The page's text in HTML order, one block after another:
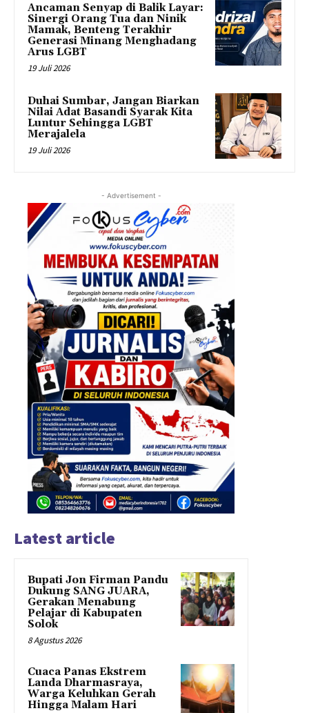
Ancaman Senyap di Balik Layar:
Sinergi Orang Tua dan Ninik
Mamak, Benteng Terakhir
Generasi Minang Menghadang
Arus LGBT
19 Juli 2026
Duhai Sumbar, Jangan Biarkan
Nilai Adat Basandi Syarak Kita
Luntur Sehingga LGBT
Merajalela
19 Juli 2026
- Advertisement -
Latest article
Bupati Jon Firman Pandu
Dukung SANG JUARA,
Gerakan Menabung
Pelajar di Kabupaten
Solok
8 Agustus 2026
Cuaca Panas Ekstrem
Landa Dharmasraya,
Warga Keluhkan Gerah
Hingga Malam Hari